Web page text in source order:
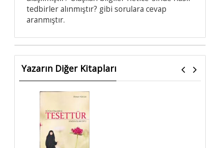
tedbirler alınmıştır? gibi sorulara cevap
aranmıştır.
Yazarın Diğer Kitapları